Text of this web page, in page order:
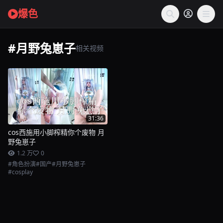
爆色
#月野兔崽子相关视频
31:36
cos西施用小脚榨精你个废物 月
野兔崽子
1.2 万
0
#角色扮演#国产#月野兔崽子
#cosplay